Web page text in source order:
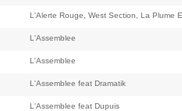
L'Alerte Rouge, West Section, La Plume
L'Assemblee
L'Assemblee
L'Assemblee feat Dramatik
L'Assemblee feat Dupuis